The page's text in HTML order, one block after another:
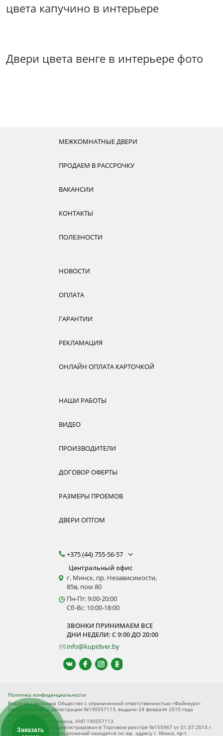
цвета капучино в интерьере
Двери цвета венге в интерьере фото
МЕЖКОМНАТНЫЕ ДВЕРИ
ПРОДАЕМ В РАССРОЧКУ
ВАКАНСИИ
КОНТАКТЫ
ПОЛЕЗНОСТИ
НОВОСТИ
ОПЛАТА
ГАРАНТИИ
РЕКЛАМАЦИЯ
ОНЛАЙН ОПЛАТА КАРТОЧКОЙ
НАШИ РАБОТЫ
ВИДЕО
ПРОИЗВОДИТЕЛИ
ДОГОВОР ОФЕРТЫ
РАЗМЕРЫ ПРОЕМОВ
ДВЕРИ ОПТОМ
+375 (44) 755-56-57
Центральный офис
г. Минск, пр. Независимости,
85в, пом 80
Пн-Пт: 9:00-20:00
Сб-Вс: 10:00-18:00
ЗВОНКИ ПРИНИМАЕМ ВСЕ
ДНИ НЕДЕЛИ: С 9:00 ДО 20:00
info@kupidver.by
Политика конфиденциальности
Владелец магазина Общество с ограниченной ответственностью «Файнкурс»
Свидетельство о регистрации №190557113, выдано 24 февраля 2010 года
Администрацией
Заводского р-на г. Минска, УНП 190557113
Интернет-магазин зарегистрирован в Торговом реестре №155967 от 01.07.2014 г.
Книга замечаний и предложений находится по юр. адресу г. Минск, пр-т
Заказать